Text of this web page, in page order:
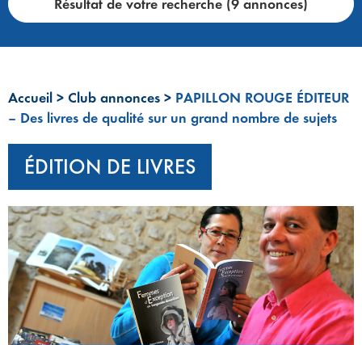
Résultat de votre recherche (9 annonces)
Accueil > Club annonces > PAPILLON ROUGE ÉDITEUR
– Des livres de qualité sur un grand nombre de sujets
ÉDITION DE LIVRES
‹ ›